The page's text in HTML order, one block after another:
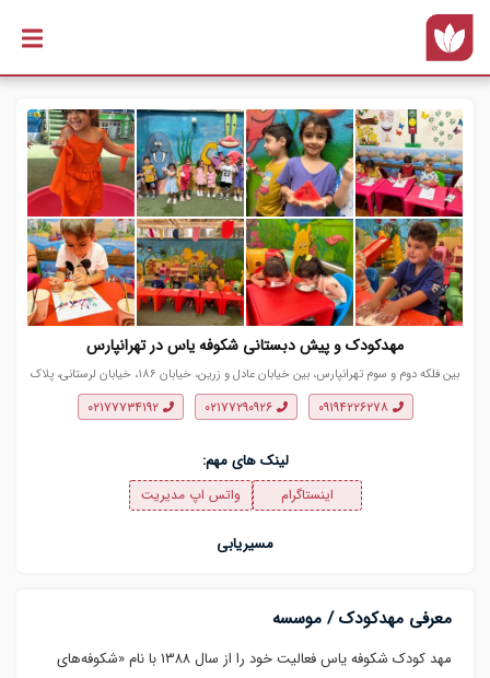
مهدکودک و پیش دبستانی شکوفه یاس در تهرانپارس
بین فلکه دوم و سوم تهرانپارس، بین خیابان عادل و زرین، خیابان ۱۸۶، خیابان لرستانی، پلاک
۵۱
۰۲۱۷۷۲۹۰۹۲۶ ۰۲۱۷۷۷۳۴۱۹۲
لینک های مهم:
اینستاگرام واتس اپ مدیریت
مسیریابی
معرفی مهدکودک / موسسه
مهد کودک شکوفه یاس فعالیت خود را از سال ۱۳۸۸ با نام «شکوفه‌های